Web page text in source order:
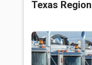
Texas